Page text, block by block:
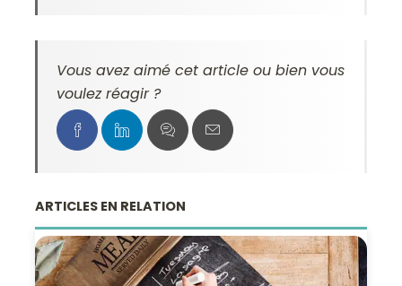
Vous avez aimé cet article ou bien vous
voulez réagir ?
ARTICLES EN RELATION